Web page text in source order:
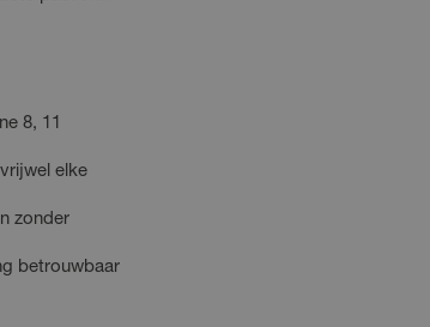
8, 11
elke
zonder
betrouwbaar